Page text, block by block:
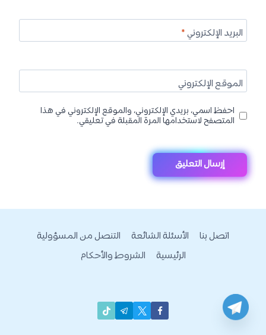
البريد الإلكتروني*
الموقع الإلكتروني
احفظ اسمي، بريدي الإلكتروني، والموقع الإلكتروني في هذا
المتصفح لاستخدامها المرة المقبلة في تعليقي.
اتصل بنا الأسئلة الشائعة
التنصل من المسؤولية
الرئيسية
الشروط والأحكام